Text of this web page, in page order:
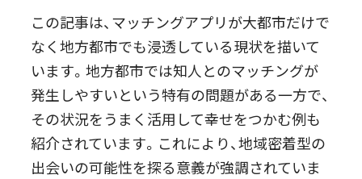
この記事は、マッチングアプリが大都市だけで
なく地方都市でも浸透している現状を描いて
います。地方都市では知人とのマッチングが
発生しやすいという特有の問題がある一方で、
その状況をうまく活用して幸せをつかむ例も
紹介されています。これにより、地域密着型の
出会いの可能性を探る意義が強調されていま